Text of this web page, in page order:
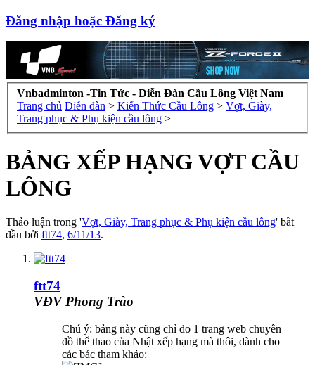
Đăng nhập hoặc Đăng ký
Vnbadminton -Tin Tức - Diễn Đàn Cầu Lông Việt Nam
Trang chủ Diễn đàn > Kiến Thức Cầu Lông > Vợt, Giày,
Trang phục & Phụ kiện cầu lông >
BẢNG XẾP HẠNG VỢT CẦU
LÔNG
Thảo luận trong 'Vợt, Giày, Trang phục & Phụ kiện cầu lông' bắt
đầu bởi ftt74, 6/11/13.
ftt74
VĐV Phong Trào
Chú ý: bảng này cũng chỉ do 1 trang web chuyên
đồ thể thao của Nhật xếp hạng mà thôi, dành cho
các bác tham khảo: